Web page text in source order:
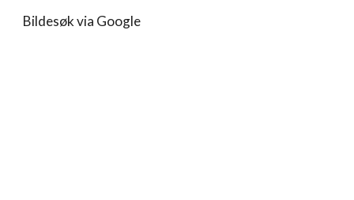
Bildesøk via Google